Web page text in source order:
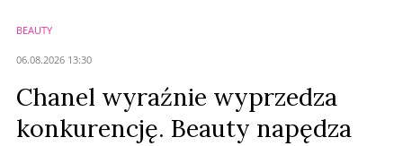
BEAUTY
06.08.2026 13:30
Chanel wyraźnie wyprzedza
konkurencję. Beauty napędza